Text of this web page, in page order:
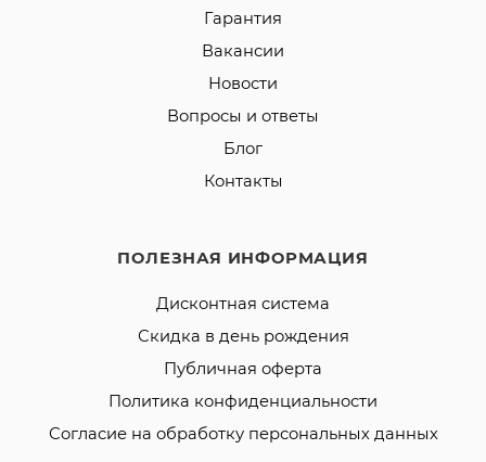
Гарантия
Вакансии
Новости
Вопросы и ответы
Блог
Контакты
ПОЛЕЗНАЯ ИНФОРМАЦИЯ
Дисконтная система
Скидка в день рождения
Публичная оферта
Политика конфиденциальности
Согласие на обработку персональных данных